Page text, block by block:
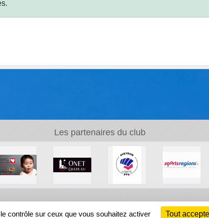
Les partenaires du club
contrôle sur ceux que vous souhaitez activer Tout